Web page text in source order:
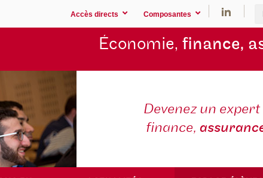
Accès directs Composantes
Économie, finance,
Devenez un
finance,